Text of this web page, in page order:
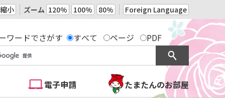
縮小 ズーム 120% 100% 80% Foreign Language
ワードでさがす すべて ページ PDF
電子申請 たまたんのお部屋